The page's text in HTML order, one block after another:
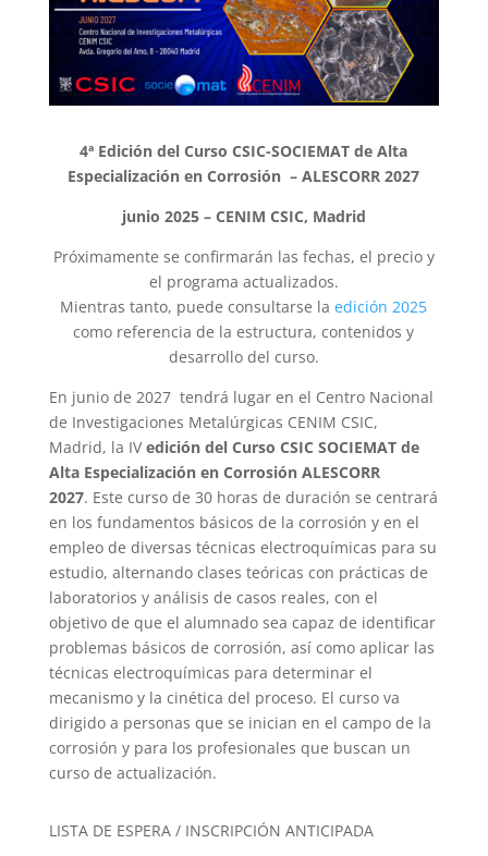
4ª Edición del Curso CSIC-SOCIEMAT de Alta
Especialización en Corrosión – ALESCORR 2027
junio 2025 – CENIM CSIC, Madrid
Próximamente se confirmarán las fechas, el precio y
el programa actualizados.
Mientras tanto, puede consultarse laedición 2025
como referencia de la estructura, contenidos y
desarrollo del curso.
En junio de 2027 tendrá lugar en el Centro Nacional
de Investigaciones Metalúrgicas CENIM CSIC,
Madrid, la IVedición del Curso CSIC SOCIEMAT de
Alta Especialización en Corrosión ALESCORR
2027. Este curso de 30 horas de duración se centrará
en los fundamentos básicos de la corrosión y en el
empleo de diversas técnicas electroquímicas para su
estudio, alternando clases teóricas con prácticas de
laboratorios y análisis de casos reales, con el
objetivo de que el alumnado sea capaz de identificar
problemas básicos de corrosión, así como aplicar las
técnicas electroquímicas para determinar el
mecanismo y la cinética del proceso. El curso va
dirigido a personas que se inician en el campo de la
corrosión y para los profesionales que buscan un
curso de actualización.
LISTA DE ESPERA / INSCRIPCIÓN ANTICIPADA